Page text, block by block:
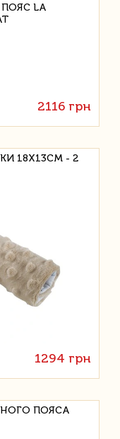
2116 грн
18Х13СМ - 2
1294 грн
ПОЯСА